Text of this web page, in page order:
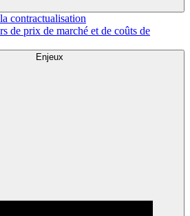
contractualisation
de prix de marché et de coûts de
Enjeux